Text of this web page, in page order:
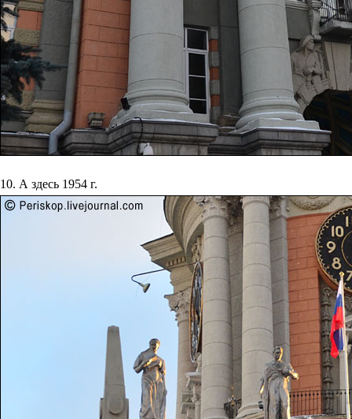
10. А здесь 1954 г.